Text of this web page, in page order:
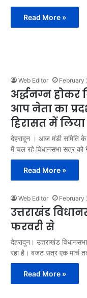
Read More »
Web Editor February
अर्द्धनग्न होकर
आप नेता का
हिरासत में लिया
देहरादून । आज मंडी समिति के
में चल रहे विधानसभा सत्र
Read More »
Web Editor February
उत्तराखंड
फरवरी से
देहरादून। उत्तराखंड
रहा है। बजट सत्र एक मार्च
Read More »